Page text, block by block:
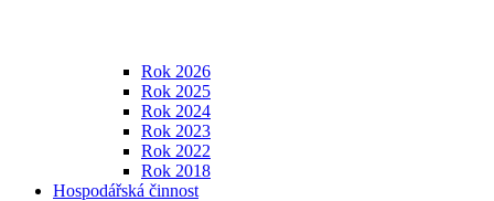
Rok 2026
Rok 2025
Rok 2024
Rok 2023
Rok 2022
Rok 2018
Hospodářská činnost